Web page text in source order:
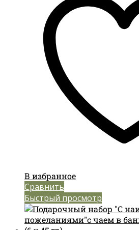
В избранное
Сравнить
Быстрый просмотр